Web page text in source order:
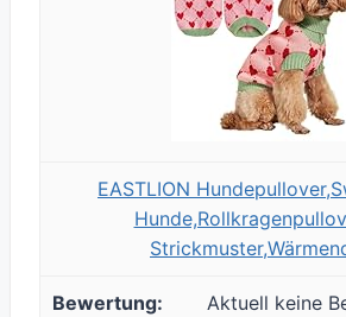
EASTLION
Aktuell keine